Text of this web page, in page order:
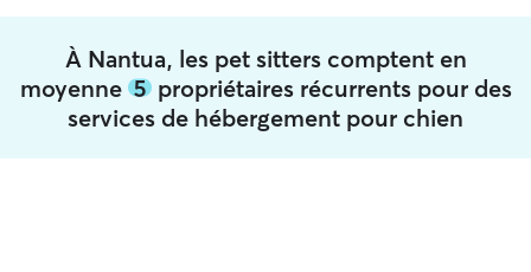
À Nantua, les pet sitters comptent en
moyenne 5propriétaires récurrents pour des
services de hébergement pour chien